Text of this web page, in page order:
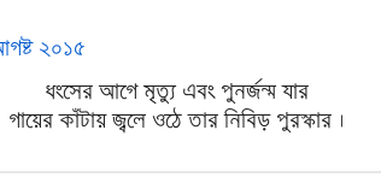
২০১৫
ধংসের আগে মৃত্যু এবং পুনর্জন্ম যার
গায়ের কাঁটায় জ্বলে ওঠে তার নিবিড় পুরস্কার ।